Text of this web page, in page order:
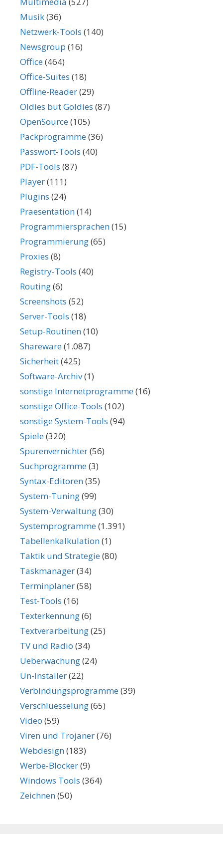
Musik(36)
Netzwerk-Tools (140)
Newsgroup (16)
Office(464)
Office-Suites (18)
Offline-Reader(29)
Oldies but Goldies (87)
OpenSource(105)
Packprogramme(36)
Passwort-Tools (40)
PDF-Tools (87)
Player(111)
Plugins (24)
Praesentation(14)
Programmiersprachen(15)
Programmierung(65)
Proxies (8)
Registry-Tools (40)
Routing(6)
Screenshots (52)
Server-Tools (18)
Setup-Routinen(10)
Shareware(1.087)
Sicherheit(425)
Software-Archiv(1)
sonstige Internetprogramme(16)
sonstige Office-Tools (102)
sonstige System-Tools (94)
Spiele(320)
Spurenvernichter(56)
Suchprogramme(3)
Syntax-Editoren(35)
System-Tuning(99)
System-Verwaltung(30)
Systemprogramme(1.391)
Tabellenkalkulation(1)
Taktik und Strategie(80)
Taskmanager(34)
Terminplaner(58)
Test-Tools (16)
Texterkennung(6)
Textverarbeitung(25)
TV und Radio (34)
Ueberwachung(24)
Un-Installer(22)
Verbindungsprogramme(39)
Verschluesselung(65)
Video (59)
Viren und Trojaner(76)
Webdesign(183)
Werbe-Blocker(9)
Windows Tools (364)
Zeichnen(50)